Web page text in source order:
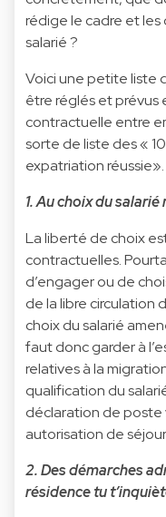
rédige le cadre et
salarié ?
Voici une petite liste
être réglés et prévus
contractuelle entre
sorte de liste des «
expatriation réussie».
1. Au choix du
La liberté de choix
contractuelles.
d’engager ou de
de la libre circulation
choix du salarié
faut donc garder à
relatives à la
qualification du
déclaration de poste
autorisation de
2. Des démarches
résidence tu